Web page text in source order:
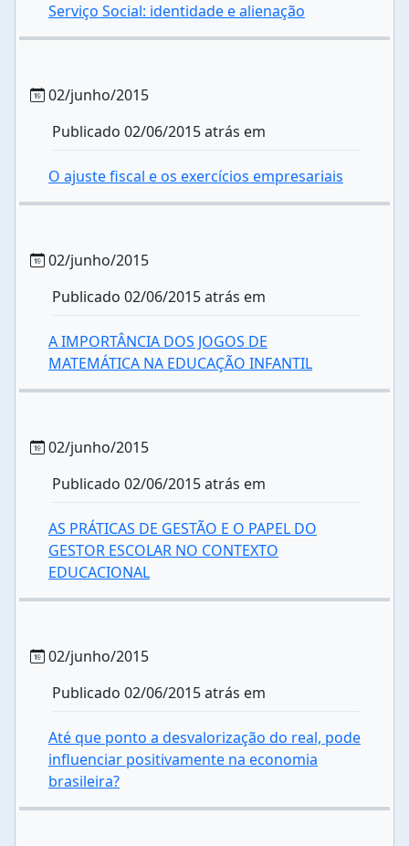
Serviço Social: identidade e alienação
02/junho/2015
Publicado 02/06/2015 atrás em
O ajuste fiscal e os exercícios empresariais
02/junho/2015
Publicado 02/06/2015 atrás em
A IMPORTÂNCIA DOS JOGOS DE
MATEMÁTICA NA EDUCAÇÃO INFANTIL
02/junho/2015
Publicado 02/06/2015 atrás em
AS PRÁTICAS DE GESTÃO E O PAPEL DO
GESTOR ESCOLAR NO CONTEXTO
EDUCACIONAL
02/junho/2015
Publicado 02/06/2015 atrás em
Até que ponto a desvalorização do real, pode
influenciar positivamente na economia
brasileira?